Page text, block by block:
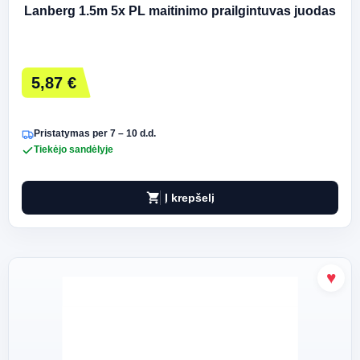
Lanberg 1.5m 5x PL maitinimo prailgintuvas juodas
5,87 €
Pristatymas per 7 – 10 d.d.
Tiekėjo sandėlyje
shopping_cart Į krepšelį